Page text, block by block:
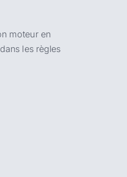
moteur en
les règles